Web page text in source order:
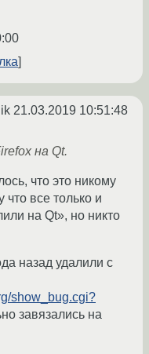
21.03.2019 10:51:48
на Qt.
что это никому
все только и
на Qt», но никто
назад удалили с
show_bug.cgi?
завязались на